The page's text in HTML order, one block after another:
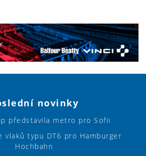
novinky
představila metro pro Sofii
vlaků typu DT6 pro Hamburger
Hochbahn